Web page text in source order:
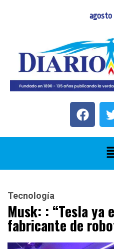
agosto
Tecnología
Musk: : “Tesla ya
fabricante de